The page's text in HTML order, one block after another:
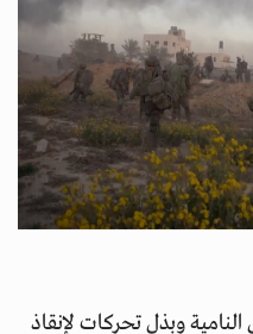
النامية وبذل تحركات لإنقاذ